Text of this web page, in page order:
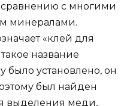
с многими
минералами.
«клей для
название
было установлено, он
был найден
выделения меди,